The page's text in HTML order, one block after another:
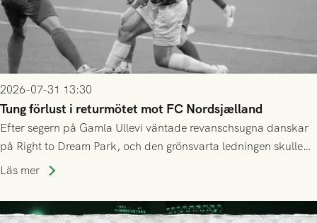
2026-07-31 13:30
Tung förlust i returmötet mot FC Nordsjælland
Efter segern på Gamla Ullevi väntade revanschsugna danskar
på Right to Dream Park, och den grönsvarta ledningen skulle
upphöra efter mindre än kvarten spelad. På lika mark visade
tennissiffror och det grönsvarta europaäventyret tog slut.
Läs mer